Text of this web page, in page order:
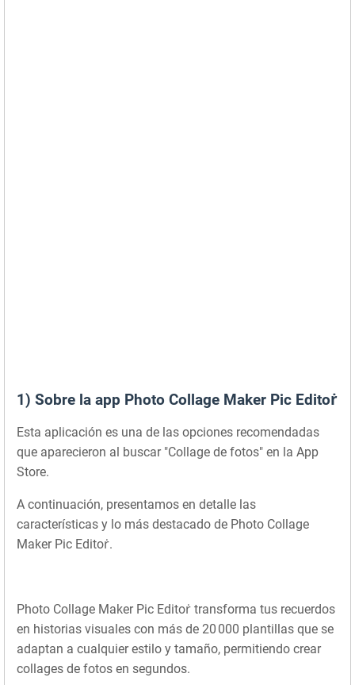
1) Sobre la app Photo Collage Maker Pic Editoṙ
Esta aplicación es una de las opciones recomendadas
que aparecieron al buscar "Collage de fotos" en la App
Store.
A continuación, presentamos en detalle las
características y lo más destacado de Photo Collage
Maker Pic Editoṙ.
Photo Collage Maker Pic Editoṙ transforma tus recuerdos
en historias visuales con más de 20 000 plantillas que se
adaptan a cualquier estilo y tamaño, permitiendo crear
collages de fotos en segundos.